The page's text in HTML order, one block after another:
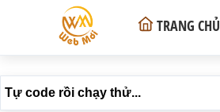
TRANG CHỦ
Tự code rồi chạy thử...